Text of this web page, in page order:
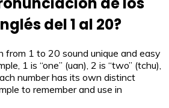
del 1 al 20?
from 1 to 20 sound unique and easy
1 is “one” (uan), 2 is “two” (tchu),
number has its own distinct
to remember and use in